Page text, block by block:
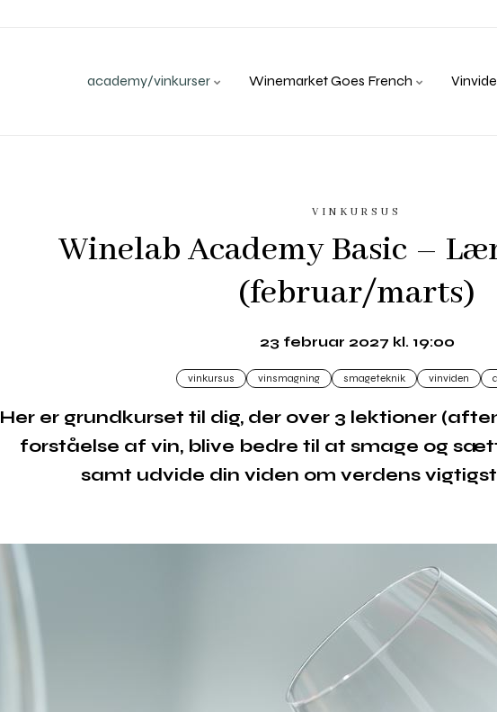
academy/vinkurser Winemarket Goes French
VINKURSUS
Winelab Academy Basic –
(februar/marts)
23 februar 2027 kl. 19:00
vinkursus vinsmagning smageteknik vinviden
Her er grundkurset til dig, der over 3 lektioner
forståelse af vin, blive bedre til at smage og
samt udvide din viden om verdens